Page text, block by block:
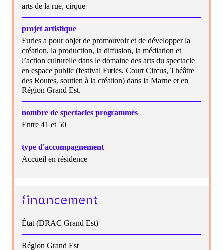
arts de la rue, cirque
projet artistique
Furies a pour objet de promouvoir et de développer la
création, la production, la diffusion, la médiation et
l’action culturelle dans le domaine des arts du spectacle
en espace public (festival Furies, Court Circus, Théâtre
des Routes, soutien à la création) dans la Marne et en
Région Grand Est.
nombre de spectacles programmés
Entre 41 et 50
type d'accompagnement
Accueil en résidence
financement
État (DRAC Grand Est)
Région Grand Est